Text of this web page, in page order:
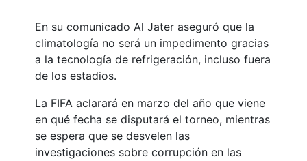
En su comunicado Al Jater aseguró que la
climatología no será un impedimento gracias
a la tecnología de refrigeración, incluso fuera
de los estadios.
La FIFA aclarará en marzo del año que viene
en qué fecha se disputará el torneo, mientras
se espera que se desvelen las
investigaciones sobre corrupción en las